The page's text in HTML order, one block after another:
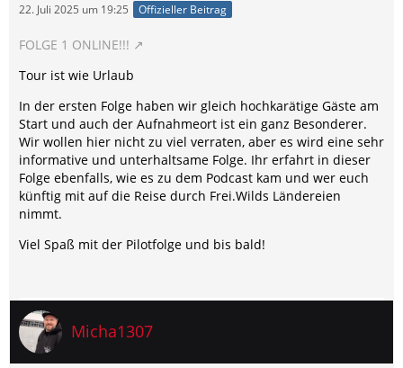
22. Juli 2025 um 19:25 Offizieller Beitrag
FOLGE 1 ONLINE!!!
Tour ist wie Urlaub
In der ersten Folge haben wir gleich hochkarätige Gäste am
Start und auch der Aufnahmeort ist ein ganz Besonderer.
Wir wollen hier nicht zu viel verraten, aber es wird eine sehr
informative und unterhaltsame Folge. Ihr erfahrt in dieser
Folge ebenfalls, wie es zu dem Podcast kam und wer euch
künftig mit auf die Reise durch Frei.Wilds Ländereien
nimmt.
Viel Spaß mit der Pilotfolge und bis bald!
Micha1307